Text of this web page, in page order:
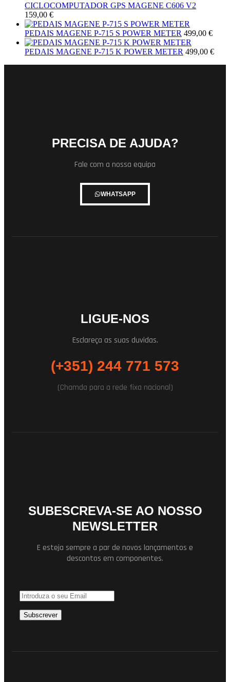
CICLOCOMPUTADOR GPS MAGENE C606 V2
159,00 €
PEDAIS MAGENE P-715 S POWER METER 499,00 €
PEDAIS MAGENE P-715 K POWER METER 499,00 €
PRECISA DE AJUDA?
Fale com a nossa equipa
WHATSAPP
LIGUE-NOS
Esclareça as suas duvidas.
(+351) 244 771 573
(Chamda para a rede fixa nacional)
SUBESCREVA-SE AO NOSSO
NEWSLETTER
E esteja sempre a par de novos lançamentos e
descontos em componentes.